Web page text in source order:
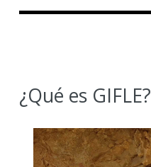
¿Qué es GIFLE?